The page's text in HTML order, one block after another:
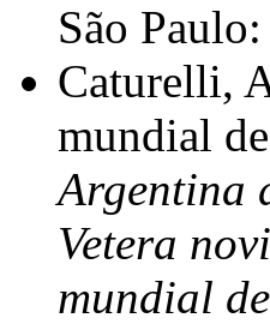
São
Caturelli,
mundial
Argentina
Vetera
mundial